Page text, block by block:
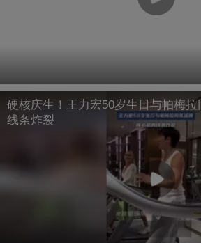
硬核庆生！王力宏50岁生日与帕梅
线条炸裂